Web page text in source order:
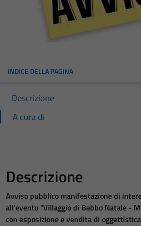
INDICE DELLA PAGINA
Descrizione
A cura di
Descrizione
Avviso pubblico manifestazione di
all'evento "Villaggio di Babbo Natale -
con esposizione e vendita di